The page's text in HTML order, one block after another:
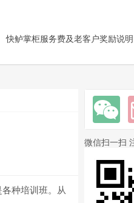
快鲈掌柜服务费及老客户奖励说明
种培训班。从
微信扫一扫